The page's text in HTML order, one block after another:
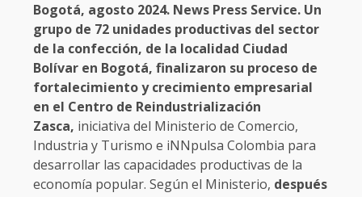
Bogotá, agosto 2024. News Press Service. Un
grupo de 72 unidades productivas del sector
de la confección, de la localidad Ciudad
Bolívar en Bogotá, finalizaron su proceso de
fortalecimiento y crecimiento empresarial
en el Centro de Reindustrialización
Zasca, iniciativa del Ministerio de Comercio,
Industria y Turismo e iNNpulsa Colombia para
desarrollar las capacidades productivas de la
economía popular. Según el Ministerio, después